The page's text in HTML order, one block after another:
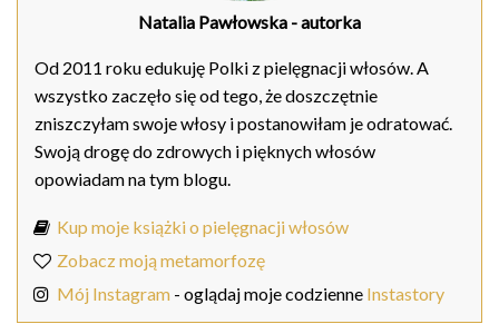
Natalia Pawłowska - autorka
Od 2011 roku edukuję Polki z pielęgnacji włosów. A
wszystko zaczęło się od tego, że doszczętnie
zniszczyłam swoje włosy i postanowiłam je odratować.
Swoją drogę do zdrowych i pięknych włosów
opowiadam na tym blogu.
Kup moje książki o pielęgnacji włosów
Zobacz moją metamorfozę
Mój Instagram - oglądaj moje codzienne Instastory